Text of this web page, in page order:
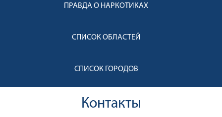
ПРАВДА О НАРКОТИКАХ
СПИСОК ОБЛАСТЕЙ
СПИСОК ГОРОДОВ
Контакты